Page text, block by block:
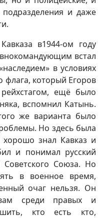
и даже
в1944-ом году
встал
в условиях
который Егоров
ещё было
вспомнил Катынь.
же варианта было
Но здесь была
хорошо знал Кавказ и
и понимал русский
Союза. Но
в военное время,
очаг нельзя. Он
среди правых и
кто есть кто,